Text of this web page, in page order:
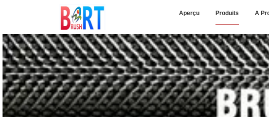
Aperçu Produits A